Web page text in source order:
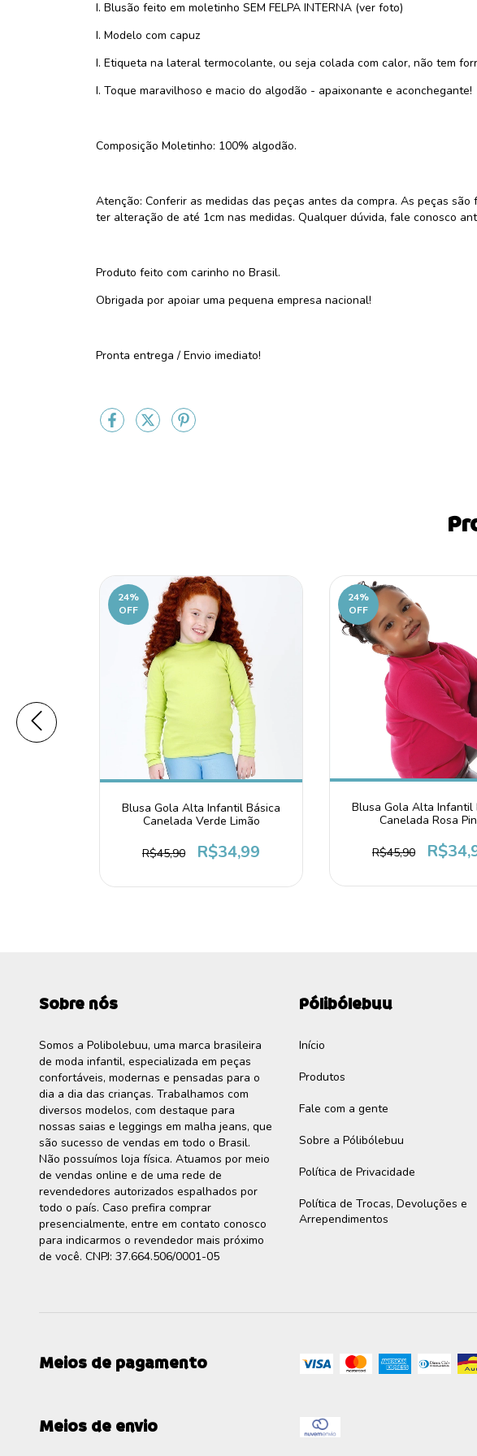
I. Blusão feito em moletinho SEM FELPA INTERNA (ver foto)
I. Modelo com capuz
I. Etiqueta na lateral termocolante, ou seja colada com calor, não tem
I. Toque maravilhoso e macio do algodão - apaixonante e aconchegante!
Composição Moletinho: 100% algodão.
Atenção: Conferir as medidas das peças antes da compra. As peças
ter alteração de até 1cm nas medidas. Qualquer dúvida, fale conosco
Produto feito com carinho no Brasil.
Obrigada por apoiar uma pequena empresa nacional!
Pronta entrega / Envio imediato!
24%
OFF
Blusa Gola Alta Infantil Básica
Canelada Verde Limão
R$45,90 R$34,99
24%
OFF
Blusa Gola Alta Infantil
Canelada Rosa
R$45,90
Sobre nós
Somos a Polibolebuu, uma marca brasileira
de moda infantil, especializada em peças
confortáveis, modernas e pensadas para o
dia a dia das crianças. Trabalhamos com
diversos modelos, com destaque para
nossas saias e leggings em malha jeans, que
são sucesso de vendas em todo o Brasil.
Não possuímos loja física. Atuamos por meio
de vendas online e de uma rede de
revendedores autorizados espalhados por
todo o país. Caso prefira comprar
presencialmente, entre em contato conosco
para indicarmos o revendedor mais próximo
de você. CNPJ: 37.664.506/0001-05
Pólibólebuu
Início
Produtos
Fale com a gente
Sobre a Pólibólebuu
Política de Privacidade
Política de Trocas, Devoluções e
Arrependimentos
Meios de pagamento
Meios de envio